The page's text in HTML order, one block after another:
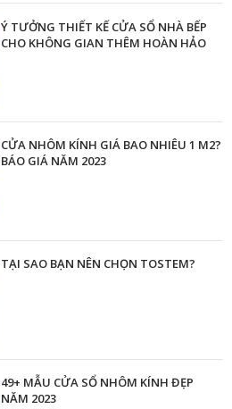
Ý TƯỞNG THIẾT KẾ CỬA SỔ NHÀ BẾP
CHO KHÔNG GIAN THÊM HOÀN HẢO
CỬA NHÔM KÍNH GIÁ BAO NHIÊU 1 M2?
BÁO GIÁ NĂM 2023
TẠI SAO BẠN NÊN CHỌN TOSTEM?
49+ MẪU CỬA SỔ NHÔM KÍNH ĐẸP
NĂM 2023